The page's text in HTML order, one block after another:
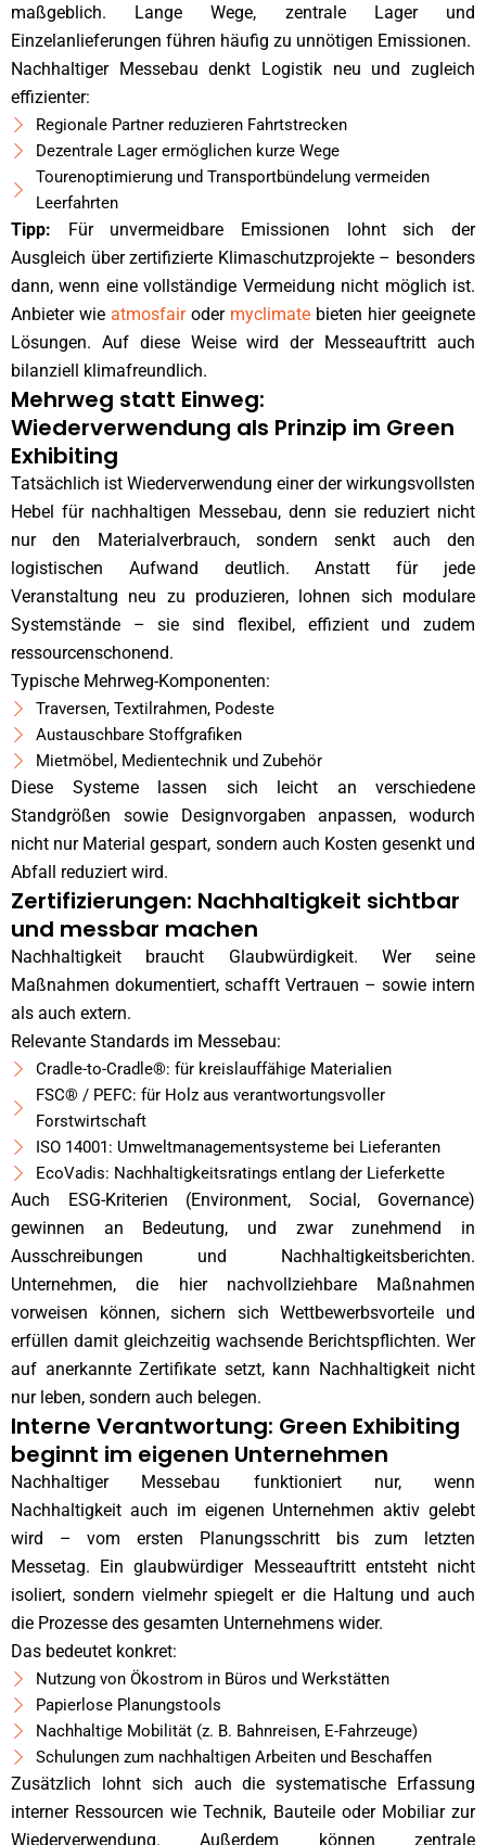
maßgeblich. Lange Wege, zentrale Lager und
Einzelanlieferungen führen häufig zu unnötigen Emissionen.
Nachhaltiger Messebau denkt Logistik neu und zugleich
effizienter:
Regionale Partner reduzieren Fahrtstrecken
Dezentrale Lager ermöglichen kurze Wege
Tourenoptimierung und Transportbündelung vermeiden
Leerfahrten
Tipp: Für unvermeidbare Emissionen lohnt sich der
Ausgleich über zertifizierte Klimaschutzprojekte – besonders
dann, wenn eine vollständige Vermeidung nicht möglich ist.
Anbieter wie atmosfairoder myclimate bieten hier geeignete
Lösungen. Auf diese Weise wird der Messeauftritt auch
bilanziell klimafreundlich.
Mehrweg statt Einweg:
Wiederverwendung als Prinzip im Green
Exhibiting
Tatsächlich ist Wiederverwendung einer der wirkungsvollsten
Hebel für nachhaltigen Messebau, denn sie reduziert nicht
nur den Materialverbrauch, sondern senkt auch den
logistischen Aufwand deutlich. Anstatt für jede
Veranstaltung neu zu produzieren, lohnen sich modulare
Systemstände – sie sind flexibel, effizient und zudem
ressourcenschonend.
Typische Mehrweg-Komponenten:
Traversen, Textilrahmen, Podeste
Austauschbare Stoffgrafiken
Mietmöbel, Medientechnik und Zubehör
Diese Systeme lassen sich leicht an verschiedene
Standgrößen sowie Designvorgaben anpassen, wodurch
nicht nur Material gespart, sondern auch Kosten gesenkt und
Abfall reduziert wird.
Zertifizierungen: Nachhaltigkeit sichtbar
und messbar machen
Nachhaltigkeit braucht Glaubwürdigkeit. Wer seine
Maßnahmen dokumentiert, schafft Vertrauen – sowie intern
als auch extern.
Relevante Standards im Messebau:
Cradle-to-Cradle®: für kreislauffähige Materialien
FSC® / PEFC: für Holz aus verantwortungsvoller
Forstwirtschaft
ISO 14001: Umweltmanagementsysteme bei Lieferanten
EcoVadis: Nachhaltigkeitsratings entlang der Lieferkette
Auch ESG-Kriterien (Environment, Social, Governance)
gewinnen an Bedeutung, und zwar zunehmend in
Ausschreibungen und Nachhaltigkeitsberichten.
Unternehmen, die hier nachvollziehbare Maßnahmen
vorweisen können, sichern sich Wettbewerbsvorteile und
erfüllen damit gleichzeitig wachsende Berichtspflichten. Wer
auf anerkannte Zertifikate setzt, kann Nachhaltigkeit nicht
nur leben, sondern auch belegen.
Interne Verantwortung: Green Exhibiting
beginnt im eigenen Unternehmen
Nachhaltiger Messebau funktioniert nur, wenn
Nachhaltigkeit auch im eigenen Unternehmen aktiv gelebt
wird – vom ersten Planungsschritt bis zum letzten
Messetag. Ein glaubwürdiger Messeauftritt entsteht nicht
isoliert, sondern vielmehr spiegelt er die Haltung und auch
die Prozesse des gesamten Unternehmens wider.
Das bedeutet konkret:
Nutzung von Ökostrom in Büros und Werkstätten
Papierlose Planungstools
Nachhaltige Mobilität (z. B. Bahnreisen, E-Fahrzeuge)
Schulungen zum nachhaltigen Arbeiten und Beschaffen
Zusätzlich lohnt sich auch die systematische Erfassung
interner Ressourcen wie Technik, Bauteile oder Mobiliar zur
Wiederverwendung. Außerdem können zentrale